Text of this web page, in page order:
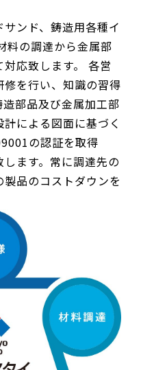
ンド、鋳造用各種イ
料の調達から金属部
応致します。 各営
を行い、知識の習得
部品及び金属加工部
による図面に基づく
の認証を取得
ます。常に調達先の
品のコストダウンを